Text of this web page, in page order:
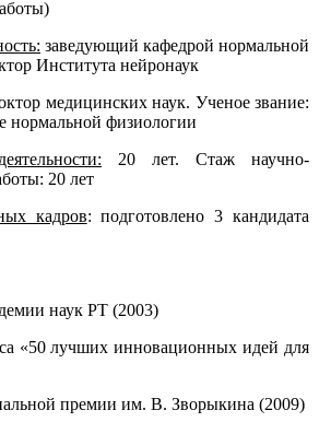
заведующий кафедрой нормальной
Института нейронаук
медицинских наук. Ученое звание:
нормальной физиологии
20 лет. Стаж научно-
20 лет
кадров: подготовлено 3 кандидата
наук РТ (2003)
«50 лучших инновационных идей для
премии им. В. Зворыкина (2009)